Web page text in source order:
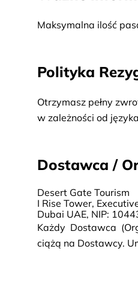
Maksymalna ilość
Polityka
Otrzymasz pełny
w zależności od
Dostawca /
Desert Gate Tourism
I Rise Tower,
Dubai UAE, NIP:
Każdy Dostawca
ciążą na Dostawcy.